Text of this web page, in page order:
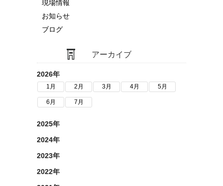
現場情報
お知らせ
ブログ
アーカイブ
2026年
1月 2月 3月 4月 5月
6月 7月
2025年
2024年
2023年
2022年